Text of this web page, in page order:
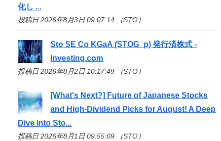
化し ...
投稿日 2026年8月3日 09:07:14 （STO）
Sto SE Co KGaA (STOG_p) 発行済株式 -
Investing.com
投稿日 2026年8月2日 10:17:49 （STO）
[What's Next?] Future of Japanese Stocks
and High-Dividend Picks for August! A Deep
Dive intoSto...
投稿日 2026年8月1日 09:55:09 （STO）